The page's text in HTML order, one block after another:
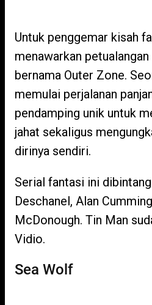
Untuk penggemar kisah
menawarkan
bernama Outer Zone.
memulai perjalanan
pendamping unik untuk
jahat sekaligus
dirinya sendiri.
Serial fantasi ini
Deschanel, Alan
McDonough. Tin Man
Vidio.
Sea Wolf